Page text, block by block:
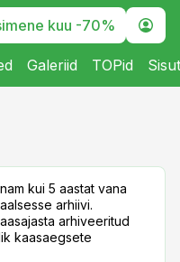
kuu -70%
Galeriid TOPid
kui 5 aastat vana
arhiivi.
arhiveeritud
kaasaegsete